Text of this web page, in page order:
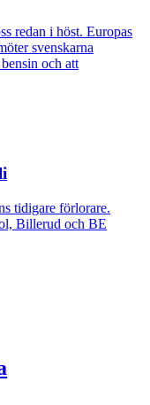
redan i höst. Europas
svenskarna
och att
tidigare förlorare.
Billerud och BE